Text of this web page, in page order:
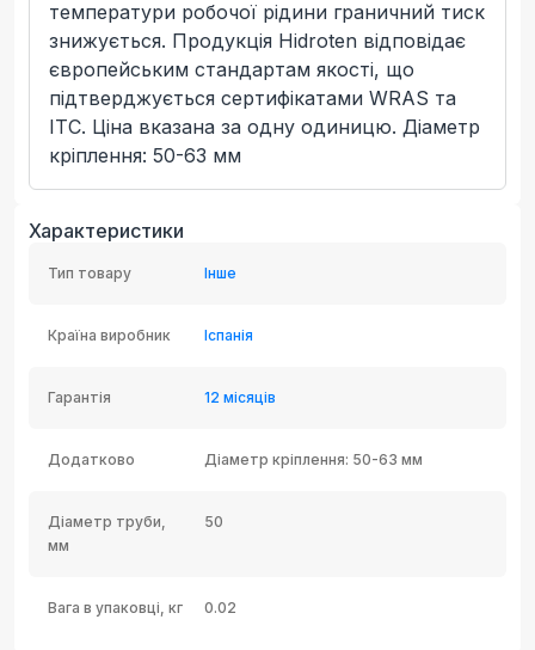
температури робочої рідини граничний тиск
знижується. Продукція Hidroten відповідає
європейським стандартам якості, що
підтверджується сертифікатами WRAS та
ITC. Ціна вказана за одну одиницю. Діаметр
кріплення: 50-63 мм
Характеристики
Тип товару Інше
Країна виробник Іспанія
Гарантія 12 місяців
Додатково Діаметр кріплення: 50-63 мм
Діаметр труби,
мм
50
Вага в упаковці, кг 0.02